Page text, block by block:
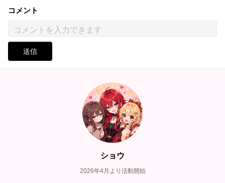
コメント
送信
ショウ
2026年4月より活動開始